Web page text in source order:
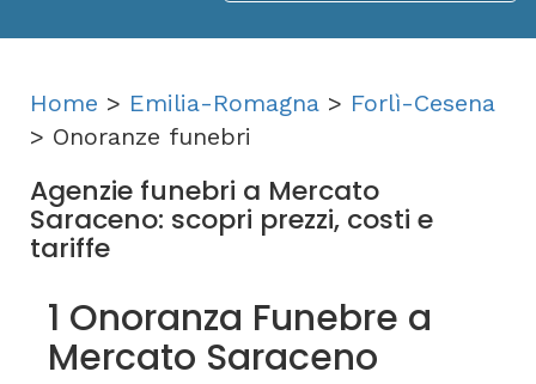
Home > Emilia-Romagna > Forlì-Cesena
> Onoranze funebri
Agenzie funebri a Mercato
Saraceno: scopri prezzi, costi e
tariffe
1 Onoranza Funebre a
Mercato Saraceno